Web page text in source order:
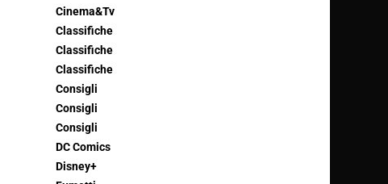
Cinema&Tv
Classifiche
Classifiche
Classifiche
Consigli
Consigli
Consigli
DC Comics
Disney+